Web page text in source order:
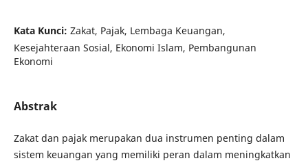
Kata Kunci: Zakat, Pajak, Lembaga Keuangan,
Kesejahteraan Sosial, Ekonomi Islam, Pembangunan
Ekonomi
Abstrak
Zakat dan pajak merupakan dua instrumen penting dalam
sistem keuangan yang memiliki peran dalam meningkatkan